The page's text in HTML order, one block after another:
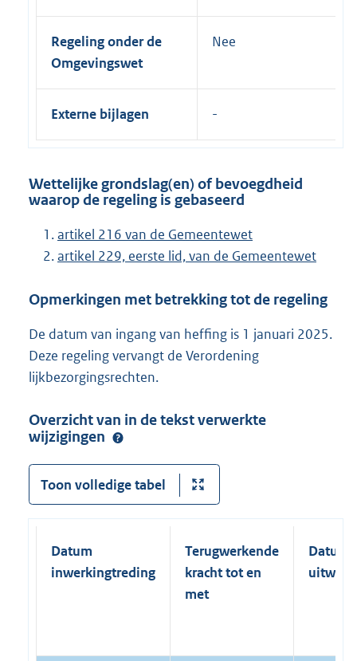
Regeling onder de
Omgevingswet
Nee
Externe bijlagen
Wettelijke grondslag(en) of bevoegdheid
waarop de regeling is gebaseerd
artikel 216 van de Gemeentewet
artikel 229, eerste lid, van de Gemeentewet
Opmerkingen met betrekking tot de regeling
De datum van ingang van heffing is 1 januari 2025.
Deze regeling vervangt de Verordening
lijkbezorgingsrechten.
Overzicht van in de tekst verwerkte
wijzigingen
Toon volledige tabel
Datum
inwerkingtreding
Terugwerkende
kracht tot en
met
Datum